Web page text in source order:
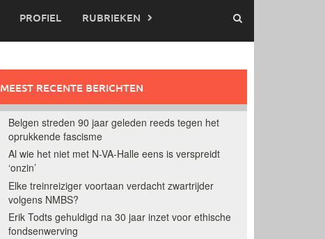
PROFIEL RUBRIEKEN
MEEST RECENTE BERICHTEN
Belgen streden 90 jaar geleden reeds tegen het
oprukkende fascisme
Al wie het niet met N-VA-Halle eens is verspreidt
‘onzin’
Elke treinreiziger voortaan verdacht zwartrijder
volgens NMBS?
Erik Todts gehuldigd na 30 jaar inzet voor ethische
fondsenwerving